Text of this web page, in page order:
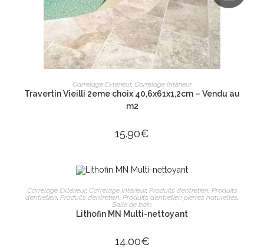
AJOUTER AU PANIER
Carrelage Extérieur, Carrelage Intérieur
Travertin Vieilli 2eme choix 40,6x61x1,2cm – Vendu au
m2
15.90€
AJOUTER AU PANIER
Carrelage Extérieur, Carrelage Intérieur, Produits d’entretien, Produits
d’entretien, Produits d’entretien, Produits d’entretien pierres naturelles,
Salle de bain
Lithofin MN Multi-nettoyant
14.00€